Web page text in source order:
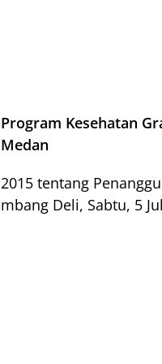
Kesehatan
tentang
Deli, Sabtu, 5